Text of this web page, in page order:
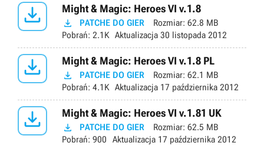
 Might & Magic: Heroes VI v.1.8
 PATCHE DO GIER Rozmiar: 62.8 MB
Pobrań: 2.1K Aktualizacja 30 listopada 2012
 Might & Magic: Heroes VI v.1.8 PL
 PATCHE DO GIER Rozmiar: 62.1 MB
Pobrań: 4.1K Aktualizacja 17 października 2012
 Might & Magic: Heroes VI v.1.81 UK
 PATCHE DO GIER Rozmiar: 62.5 MB
Pobrań: 900 Aktualizacja 17 października 2012